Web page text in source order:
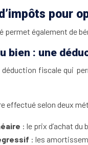
pour
permet également de
bien : une
fiscale qui
effectué selon deux
: le prix d’achat du
: les